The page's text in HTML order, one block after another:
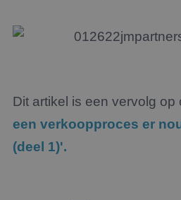
Dit artikel is een vervolg op
een verkoopproces er
(deel 1)'.